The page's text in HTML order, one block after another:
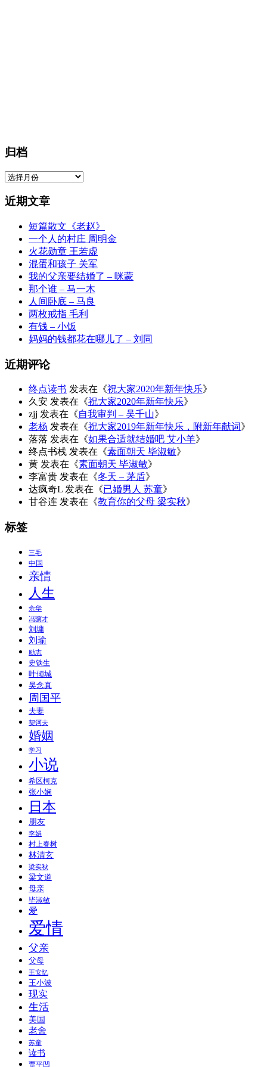
归档
归
近期文章
短篇散文《老赵》
一个人的村庄 周明金
火花勋章 王若虚
混蛋和孩子 关军
我的父亲要结婚了 – 咪蒙
那个谁 – 马一木
人间卧底 – 马良
两枚戒指 毛利
有钱 – 小饭
妈妈的钱都花在哪儿了 – 刘同
近期评论
终点读书 发表在《祝大家2020年新年快乐》
久安 发表在《祝大家2020年新年快乐》
zjj 发表在《自我审判 – 吴千山》
老杨 发表在《祝大家2019年新年快乐，附新年献词》
落落 发表在《如果合适就结婚吧 艾小羊》
终点书栈 发表在《素面朝天 毕淑敏》
黄 发表在《素面朝天 毕淑敏》
李富贵 发表在《冬天 – 茅盾》
达疯奇L 发表在《已婚男人 苏童》
甘谷连 发表在《教育你的父母 梁实秋》
标签
三毛
中国
亲情
人生
余华
冯骥才
刘墉
刘瑜
励志
史铁生
叶倾城
吴念真
周国平
夫妻
契诃夫
婚姻
学习
小说
希区柯克
张小娴
日本
朋友
李娟
村上春树
林清玄
梁实秋
梁文道
母亲
毕淑敏
爱
爱情
父亲
父母
王安忆
王小波
现实
生活
美国
老舍
苏童
读书
贾平凹